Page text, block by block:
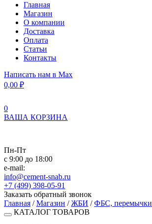
Главная
Магазин
О компании
Доставка
Оплата
Статьи
Контакты
Написать нам в Max
0,00 ₽
0
ВАША КОРЗИНА
Пн-Пт
с 9:00 до 18:00
e-mail:
info@cement-snab.ru
+7 (499) 398-05-91
Заказать обратный звонок
Главная /Магазин /ЖБИ /ФБС, перемычки
КАТАЛОГ ТОВАРОВ